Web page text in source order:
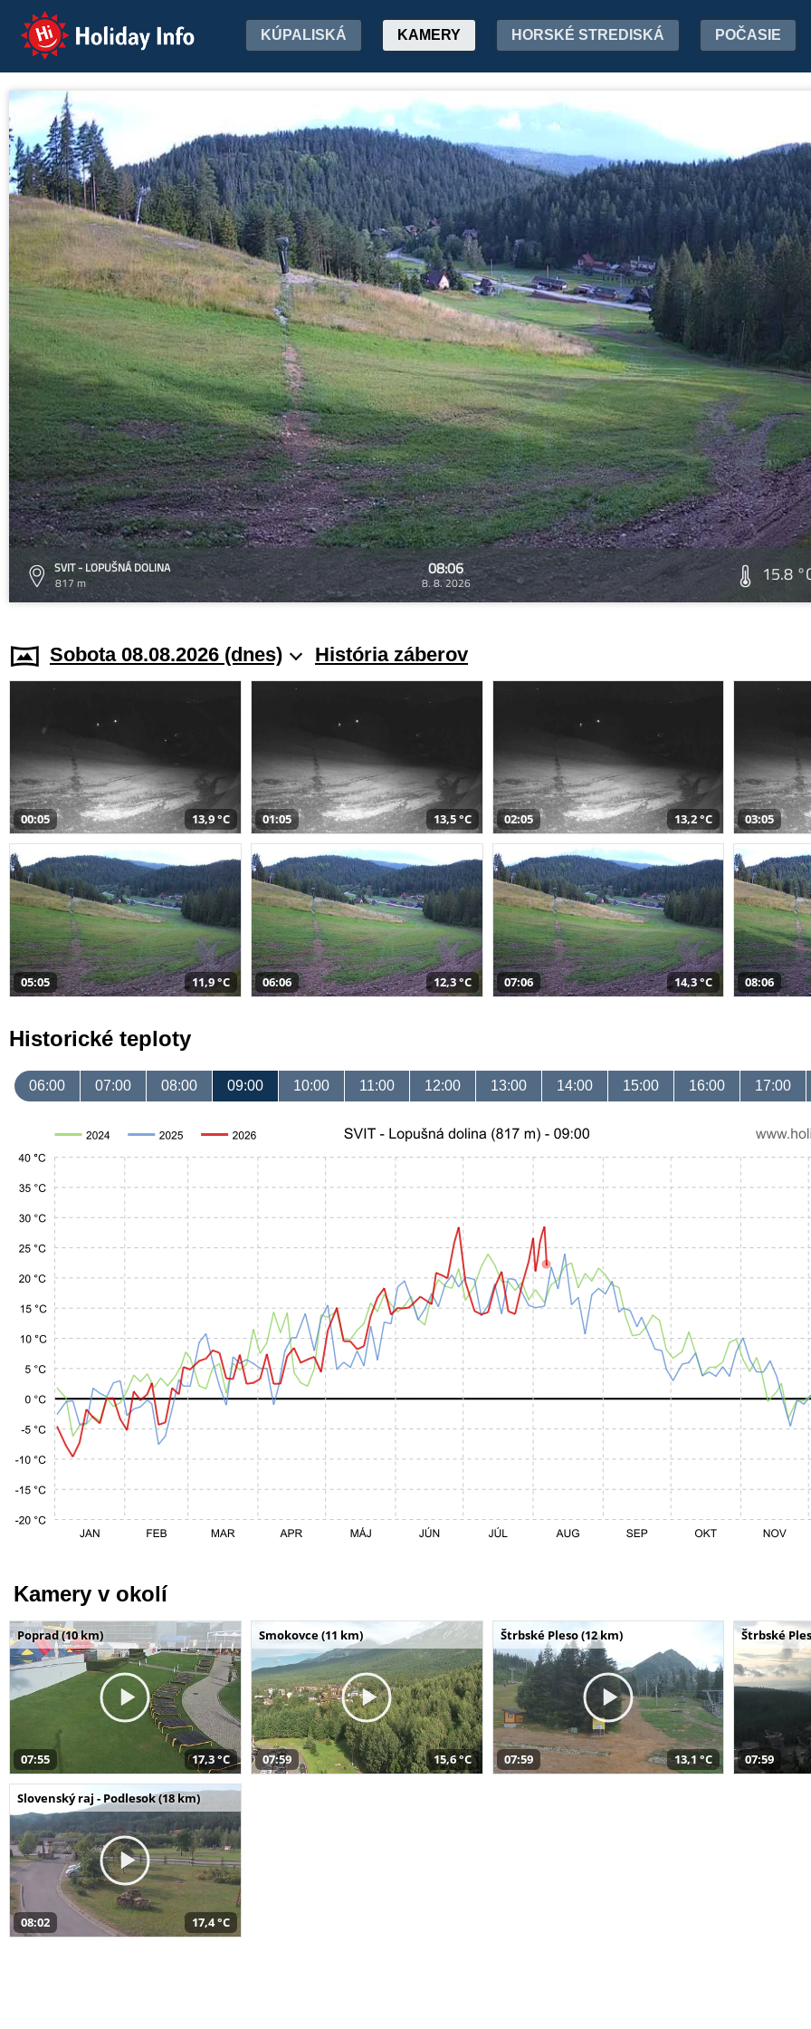
Holiday Info KÚPALISKÁ KAMERY HORSKÉ STREDISKÁ POČASIE
SVIT - LOPUŠNÁ DOLINA
817 m
08:06
8. 8. 2026 15.8
Sobota 08.08.2026 (dnes) História záberov
00:05 13,9 °C 01:05 13,5 °C 02:05 13,2 °C 03:05
05:05 11,9 °C 06:06 12,3 °C 07:06 14,3 °C 08:06
Historické teploty
06:00 07:00 08:00 09:00 10:00 11:00 12:00 13:00 14:00 15:00 16:00 17:00
Kamery v okolí
Poprad (10 km)
07:55 17,3 °C
Smokovce (11 km)
07:59 15,6 °C
Štrbské Pleso (12 km)
07:59 13,1 °C
Štrbské
07:59
Slovenský raj - Podlesok (18 km)
08:02 17,4 °C